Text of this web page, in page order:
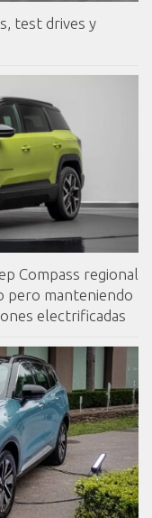
test drives y
Compass regional
pero manteniendo
electrificadas